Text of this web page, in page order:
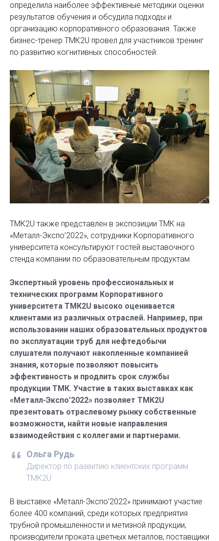
определила наиболее эффективные методики оценки
результатов обучения и обсудила подходы и
организацию корпоративного образования. Также
бизнес-тренер ТМК2U провел для участников тренинг
по развитию когнитивных способностей.
ТМК2U также представлен в экспозиции ТМК на
«Металл-Экспо’2022», сотрудники Корпоративного
университета консультируют гостей выставочного
стенда компании по образовательным продуктам.
Экспертный уровень профессиональных и
технических программ Корпоративного
университета ТМК2U высоко оценивается
клиентами из различных отраслей. Например, при
использовании наших образовательных продуктов
по эксплуатации труб для нефтедобычи
слушатели получают накопленные компанией
знания, которые позволяют повысить
эффективность и продлить срок службы
продукции ТМК. Участие в таких выставках как
«Металл-Экспо’2022» позволяет ТМК2U
презентовать отраслевому рынку собственные
возможности, найти новые направления
взаимодействия с коллегами и партнерами.
Ольга Рудь
Директор по развитию клиентских программ
ТМК2U
В выставке «Металл-Экспо’2022» принимают участие
более 400 компаний, среди которых предприятия
трубной промышленности и метизной продукции,
производители проката цветных металлов, поставщики